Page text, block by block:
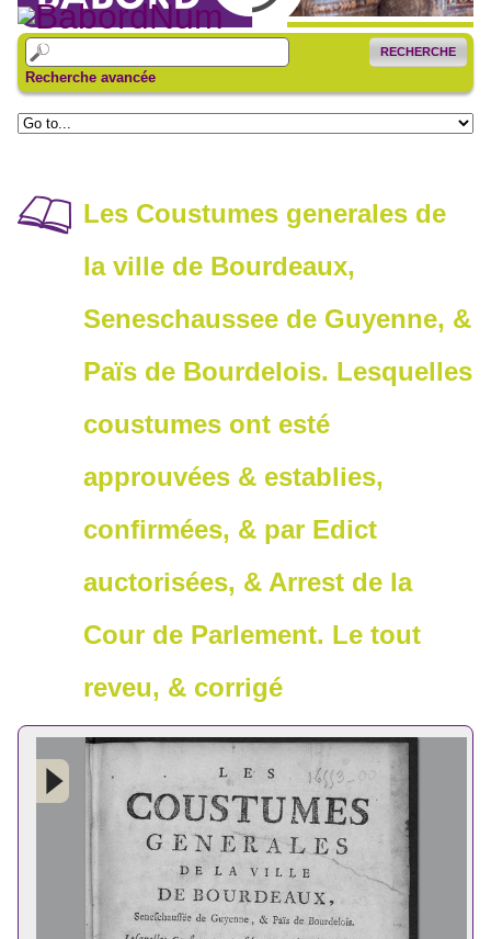
RECHERCHE
Recherche avancée
Les Coustumes generales de
la ville de Bourdeaux,
Seneschaussee de Guyenne, &
Païs de Bourdelois. Lesquelles
coustumes ont esté
approuvées & establies,
confirmées, & par Edict
auctorisées, & Arrest de la
Cour de Parlement. Le tout
reveu, & corrigé